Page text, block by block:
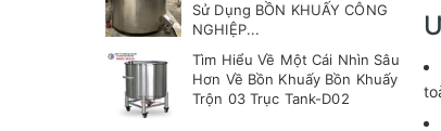
Sử Dụng BỒN KHUẤY CÔNG
NGHIỆP...
Tìm Hiểu Về Một Cái Nhìn Sâu
Hơn Về Bồn Khuấy Bồn Khuấy
Trộn 03 Trục Tank-D02